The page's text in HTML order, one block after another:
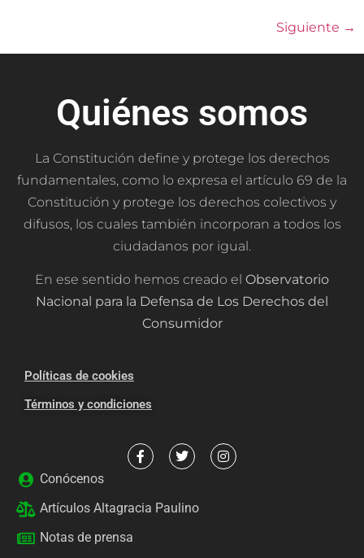
Siguiente →
Quiénes somos
La Constitución define y protege los derechos
fundamentales, como lo expresa el artículo 69 de la
Constitución y protege los derechos colectivos y
difusos, los cuales también incorporan a todos los
ciudadanos por igual.
En ese sentido hemos creado el Observatorio
Nacional para la Defensa de Los Derechos del
Consumidor
Políticas de cookies
Términos y condiciones
Conócenos
Artículos Altagracia Paulino
Notas de prensa